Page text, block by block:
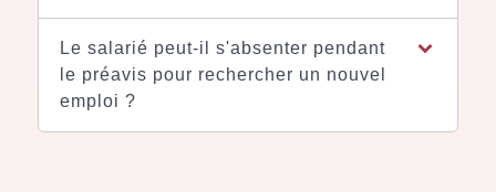
Le salarié peut-il s'absenter pendant
le préavis pour rechercher un nouvel
emploi ?